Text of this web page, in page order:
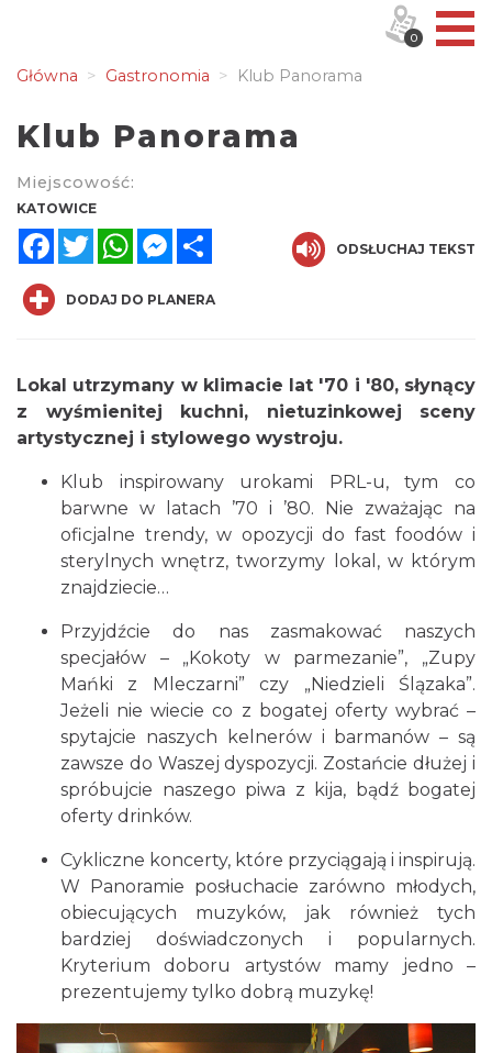
Główna Gastronomia Klub Panorama
Klub Panorama
Miejscowość:
KATOWICE
FacebookTwitterWhatsAppMessenger
ODSŁUCHAJ TEKST
DODAJ DO PLANERA
Lokal utrzymany w klimacie lat '70 i '80, słynący
z wyśmienitej kuchni, nietuzinkowej sceny
artystycznej i stylowego wystroju.
Klub inspirowany urokami PRL-u, tym co
barwne w latach ’70 i ’80. Nie zważając na
oficjalne trendy, w opozycji do fast foodów i
sterylnych wnętrz, tworzymy lokal, w którym
znajdziecie…
Przyjdźcie do nas zasmakować naszych
specjałów – „Kokoty w parmezanie”, „Zupy
Mańki z Mleczarni” czy „Niedzieli Ślązaka”.
Jeżeli nie wiecie co z bogatej oferty wybrać –
spytajcie naszych kelnerów i barmanów – są
zawsze do Waszej dyspozycji. Zostańcie dłużej i
spróbujcie naszego piwa z kija, bądź bogatej
oferty drinków.
Cykliczne koncerty, które przyciągają i inspirują.
W Panoramie posłuchacie zarówno młodych,
obiecujących muzyków, jak również tych
bardziej doświadczonych i popularnych.
Kryterium doboru artystów mamy jedno –
prezentujemy tylko dobrą muzykę!
0